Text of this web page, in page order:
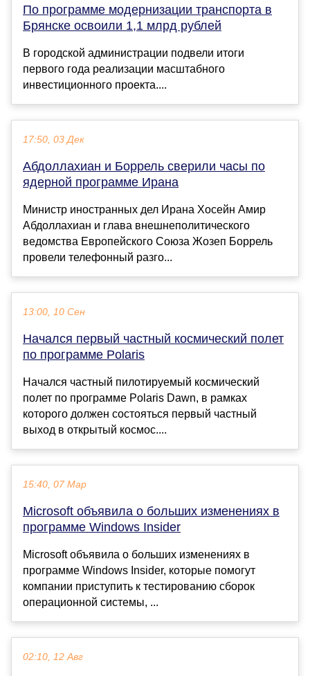
По программе модернизации транспорта в
Брянске освоили 1,1 млрд рублей
В городской администрации подвели итоги
первого года реализации масштабного
инвестиционного проекта....
17:50, 03 Дек
Абдоллахиан и Боррель сверили часы по
ядерной программе Ирана
Министр иностранных дел Ирана Хосейн Амир
Абдоллахиан и глава внешнеполитического
ведомства Европейского Союза Жозеп Боррель
провели телефонный разго...
13:00, 10 Сен
Начался первый частный космический полет
по программе Polaris
Начался частный пилотируемый космический
полет по программе Polaris Dawn, в рамках
которого должен состояться первый частный
выход в открытый космос....
15:40, 07 Мар
Microsoft объявила о больших изменениях в
программе Windows Insider
Microsoft объявила о больших изменениях в
программе Windows Insider, которые помогут
компании приступить к тестированию сборок
операционной системы, ...
02:10, 12 Авг